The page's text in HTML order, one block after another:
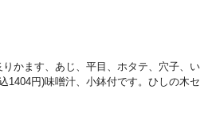
かます、あじ、平目、ホタテ、穴子、い
1404円)味噌汁、小鉢付です。ひしの木セ